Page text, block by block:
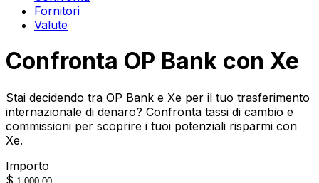
Fornitori
Valute
Confronta OP Bank con Xe
Stai decidendo tra OP Bank e Xe per il tuo trasferimento
internazionale di denaro? Confronta tassi di cambio e
commissioni per scoprire i tuoi potenziali risparmi con
Xe.
Importo
$